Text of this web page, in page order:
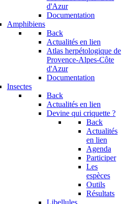
d'Azur
Documentation
Amphibiens
Back
Actualités en lien
Atlas herpétologique de
Provence-Alpes-Côte
d'Azur
Documentation
Insectes
Back
Actualités en lien
Devine qui criquette ?
Back
Actualités
en lien
Agenda
Participer
Les
espèces
Outils
Résultats